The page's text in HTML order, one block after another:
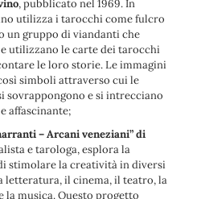
, pubblicato nel 1969. In
utilizza i tarocchi come fulcro
un gruppo di viandanti che
utilizzano le carte dei tarocchi
le loro storie. Le immagini
simboli attraverso cui le
sovrappongono e si intrecciano
affascinante;
– Arcani veneziani” di
e tarologa, esplora la
stimolare la creatività in diversi
letteratura, il cinema, il teatro, la
la musica. Questo progetto